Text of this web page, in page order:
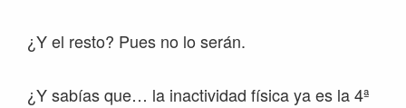
¿Y el resto? Pues no lo serán.
¿Y sabías que… la inactividad física ya es la 4ª